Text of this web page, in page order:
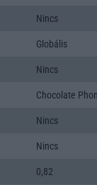
Nincs
Globális
Nincs
Chocolate
Nincs
Nincs
0,82